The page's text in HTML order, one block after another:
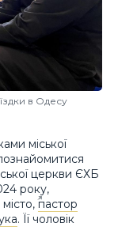
в Одесу
міської
церкви ЄХБ
року,
місто,пастор
. Її чоловік